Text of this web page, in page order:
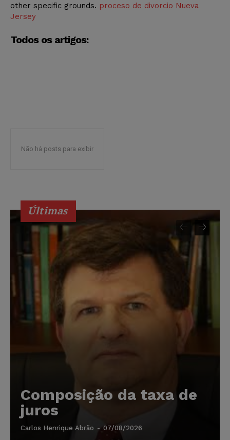
other specific grounds. proceso de divorcio Nueva
Jersey
Todos os artigos:
Não há posts para exibir
Últimas
Composição da taxa de
juros
Carlos Henrique Abrão - 07/08/2026